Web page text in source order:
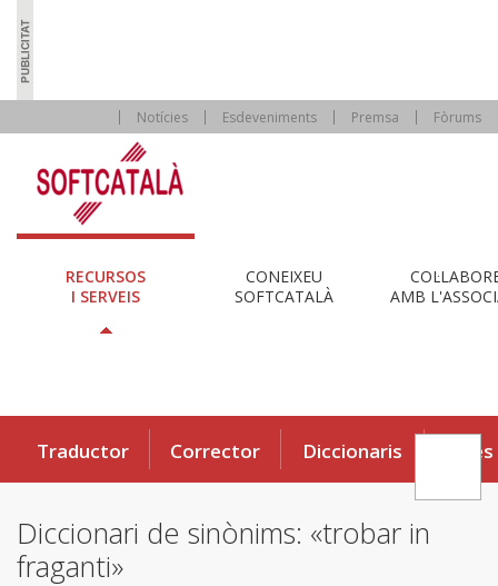
Notícies Esdeveniments Premsa Fòrums
RECURSOS
I SERVEIS
CONEIXEU
SOFTCATALÀ
AMB
Traductor Corrector Diccionaris Eines
Diccionari de sinònims: «trobar in
fraganti»